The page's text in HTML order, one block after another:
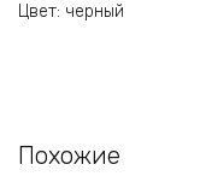
Цвет: черный
Похожие